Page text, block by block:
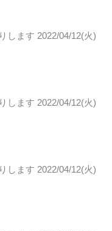
します 2022/04/12(火)
します 2022/04/12(火)
します 2022/04/12(火)